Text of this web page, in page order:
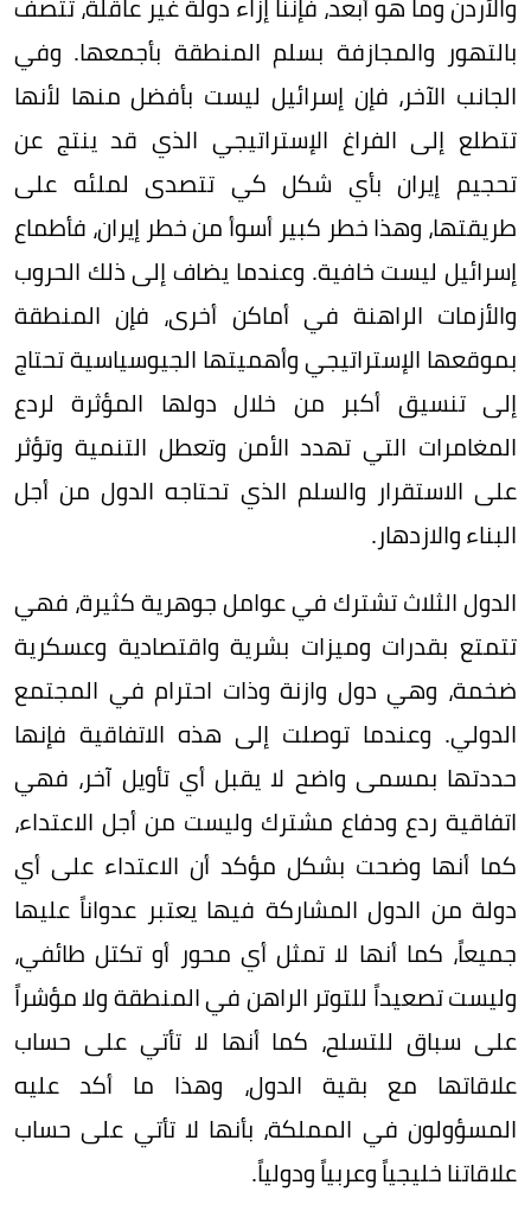
بالتهور والمجازفة بسلم المنطقة بأجمعها. وفي
الجانب الآخر، فإن إسرائيل ليست بأفضل منها لأنها
تتطلع إلى الفراغ الإستراتيجي الذي قد ينتج عن
تحجيم إيران بأي شكل كي تتصدى لملئه على
طريقتها، وهذا خطر كبير أسوأ من خطر إيران، فأطماع
إسرائيل ليست خافية. وعندما يضاف إلى ذلك الحروب
والأزمات الراهنة في أماكن أخرى، فإن المنطقة
بموقعها الإستراتيجي وأهميتها الجيوسياسية تحتاج
إلى تنسيق أكبر من خلال دولها المؤثرة لردع
المغامرات التي تهدد الأمن وتعطل التنمية وتؤثر
على الاستقرار والسلم الذي تحتاجه الدول من أجل
البناء والازدهار.
الدول الثلاث تشترك في عوامل جوهرية كثيرة، فهي
تتمتع بقدرات وميزات بشرية واقتصادية وعسكرية
ضخمة، وهي دول وازنة وذات احترام في المجتمع
الدولي. وعندما توصلت إلى هذه الاتفاقية فإنها
حددتها بمسمى واضح لا يقبل أي تأويل آخر، فهي
اتفاقية ردع ودفاع مشترك وليست من أجل الاعتداء،
كما أنها وضحت بشكل مؤكد أن الاعتداء على أي
دولة من الدول المشاركة فيها يعتبر عدواناً عليها
جميعاً، كما أنها لا تمثل أي محور أو تكتل طائفي،
وليست تصعيداً للتوتر الراهن في المنطقة ولا مؤشراً
على سباق للتسلح، كما أنها لا تأتي على حساب
علاقاتها مع بقية الدول، وهذا ما أكد عليه
المسؤولون في المملكة، بأنها لا تأتي على حساب
علاقاتنا خليجياً وعربياً ودولياً.